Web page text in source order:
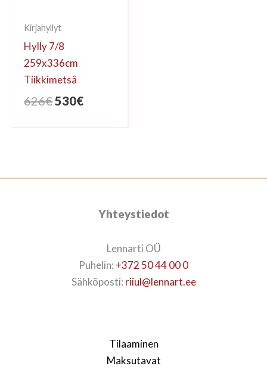
Kirjahyllyt
Hylly 7/8
259x336cm
Tiikkimetsä
626€Alkuperäinen
oli:
530€Nykyinen
on:
Yhteystiedot
Lennarti OÜ
Puhelin: +372 50 44 00 0
Sähköposti: riiul@lennart.ee
Tilaaminen
Maksutavat